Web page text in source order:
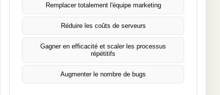
Remplacer totalement l'équipe marketing
Réduire les coûts de serveurs
Gagner en efficacité et scaler les processus
répétitifs
Augmenter le nombre de bugs